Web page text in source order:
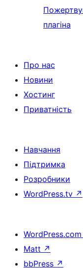
плагіна
Про нас
Новини
Хостинг
Приватність
Навчання
Підтримка
Розробники
WordPress.tv ↗
WordPress.com
Matt ↗
bbPress ↗